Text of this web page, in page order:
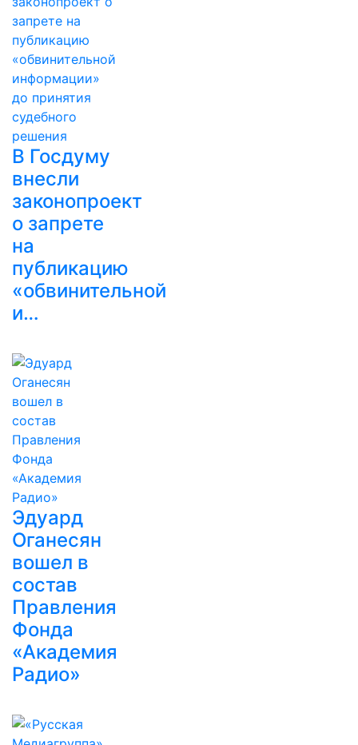
В Госдуму
внесли
законопроект
о запрете
на
публикацию
«обвинительной
и…
Эдуард
Оганесян
вошел в
состав
Правления
Фонда
«Академия
Радио»